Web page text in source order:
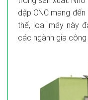
dập CNC mang
thế, loại máy này
các ngành gia